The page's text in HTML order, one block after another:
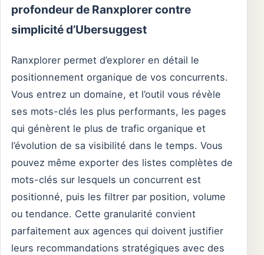
profondeur de Ranxplorer contre
simplicité d’Ubersuggest
Ranxplorer permet d’explorer en détail le
positionnement organique de vos concurrents.
Vous entrez un domaine, et l’outil vous révèle
ses mots-clés les plus performants, les pages
qui génèrent le plus de trafic organique et
l’évolution de sa visibilité dans le temps. Vous
pouvez même exporter des listes complètes de
mots-clés sur lesquels un concurrent est
positionné, puis les filtrer par position, volume
ou tendance. Cette granularité convient
parfaitement aux agences qui doivent justifier
leurs recommandations stratégiques avec des